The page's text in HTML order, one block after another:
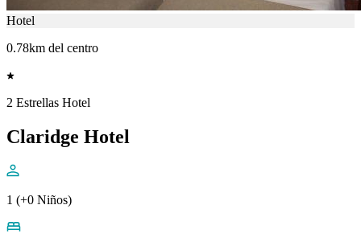
Hotel
0.78km del centro
2 Estrellas Hotel
Claridge Hotel
1 (+0 Niños)